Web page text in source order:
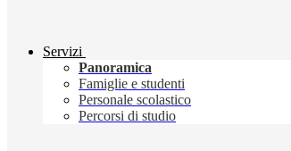
Servizi
Panoramica
Famiglie e studenti
Personale scolastico
Percorsi di studio